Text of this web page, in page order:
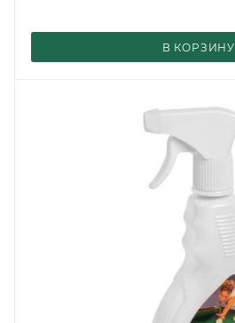
В КОРЗИНУ